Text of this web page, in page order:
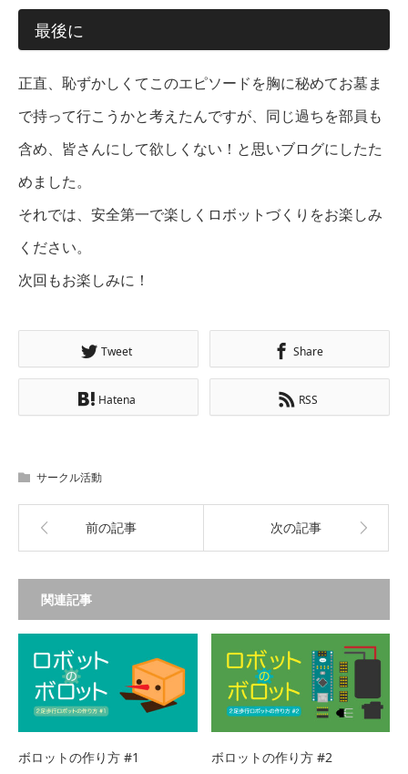
最後に
正直、恥ずかしくてこのエピソードを胸に秘めてお墓ま
で持って行こうかと考えたんですが、同じ過ちを部員も
含め、皆さんにして欲しくない！と思いブログにしたた
めました。
それでは、安全第一で楽しくロボットづくりをお楽しみ
ください。
次回もお楽しみに！
Tweet Share
Hatena RSS
サークル活動
前の記事 次の記事
関連記事
ボロットの作り方 #1 ボロットの作り方 #2